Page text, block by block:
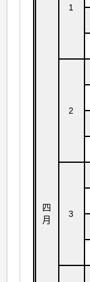
四
月
1
2
3